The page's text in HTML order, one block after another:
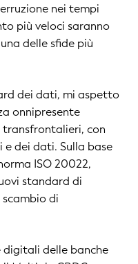
nei tempi
più veloci saranno
delle sfide più
dei dati, mi aspetto
onnipresente
transfrontalieri, con
e dei dati. Sulla base
ISO 20022,
standard di
di
digitali delle banche